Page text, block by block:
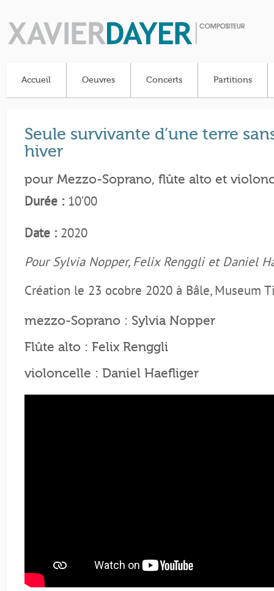
Accueil Oeuvres Concerts Partitions
Seule survivante d’une terre
hiver
pour Mezzo-Soprano, flûte alto et
Durée : 10’00
Date : 2020
Pour Sylvia Nopper, Felix Renggli et Daniel
Création le 23 ocobre 2020 à Bâle, Museum
mezzo-Soprano : Sylvia Nopper
Flûte alto : Felix Renggli
violoncelle : Daniel Haefliger